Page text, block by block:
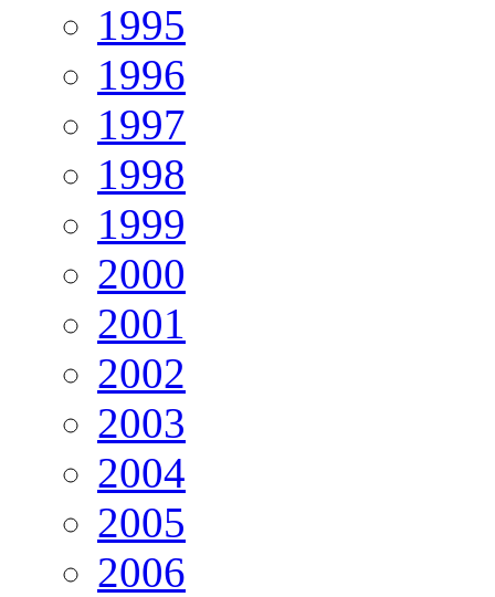
1995
1996
1997
1998
1999
2000
2001
2002
2003
2004
2005
2006